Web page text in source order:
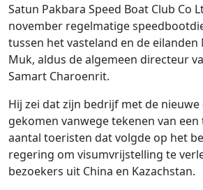
Satun Pakbara Speed ​​Boat Club Co
november regelmatige
tussen het vasteland en de eilanden
Muk, aldus de algemeen directeur
Samart Charoenrit.
Hij zei dat zijn bedrijf met de nieuwe
gekomen vanwege tekenen van
aantal toeristen dat volgde op het
regering om visumvrijstelling te
bezoekers uit China en Kazachstan.